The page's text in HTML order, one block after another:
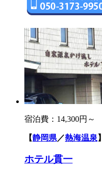
宿泊費： 14,300円～
【静岡県／熱海温泉 】
ホテル貫一